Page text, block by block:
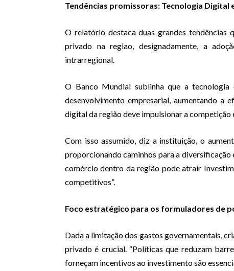
Tendências promissoras: Tecnologia
O relatório destaca duas grandes tendências
privado na regiao, designadamente, a
intrarregional.
O Banco Mundial sublinha que a
desenvolvimento empresarial, aumentando a
digital da região deve impulsionar a competição
Com isso assumido, diz a instituição, o
proporcionando caminhos para a
comércio dentro da região pode atrair
competitivos”.
Foco estratégico para os formuladores de
Dada a limitação dos gastos governamentais,
privado é crucial. “Políticas que reduzam
forneçam incentivos ao investimento são